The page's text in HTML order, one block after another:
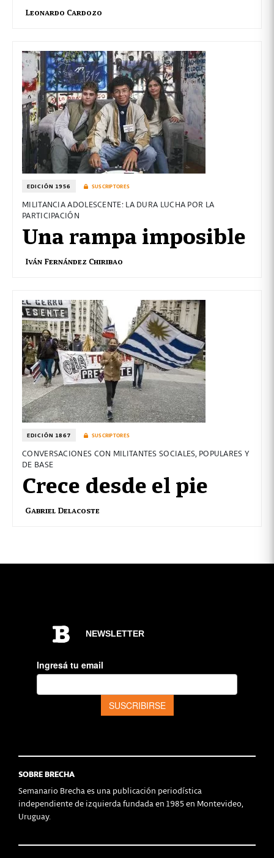
Leonardo Cardozo
EDICIÓN 1956 SUSCRIPTORES
MILITANCIA ADOLESCENTE: LA DURA LUCHA POR LA
PARTICIPACIÓN
Una rampa imposible
Iván Fernández Chiribao
EDICIÓN 1867 SUSCRIPTORES
CONVERSACIONES CON MILITANTES SOCIALES, POPULARES Y
DE BASE
Crece desde el pie
Gabriel Delacoste
SOBRE BRECHA
Semanario Brecha es una publicación periodística
independiente de izquierda fundada en 1985 en Montevideo,
Uruguay.